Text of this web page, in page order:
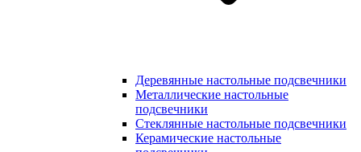
Деревянные настольные подсвечники
Металлические настольные
подсвечники
Стеклянные настольные подсвечники
Керамические настольные